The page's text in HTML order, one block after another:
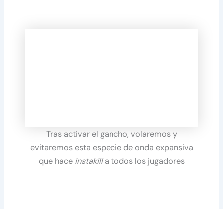
Tras activar el gancho, volaremos y
evitaremos esta especie de onda expansiva
que hace instakilla todos los jugadores